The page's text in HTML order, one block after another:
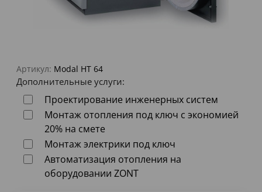
Артикул: Modal HT 64
Дополнительные услуги:
Проектирование инженерных систем
Монтаж отопления под ключ с экономией
20% на смете
Монтаж электрики под ключ
Автоматизация отопления на
оборудовании ZONT